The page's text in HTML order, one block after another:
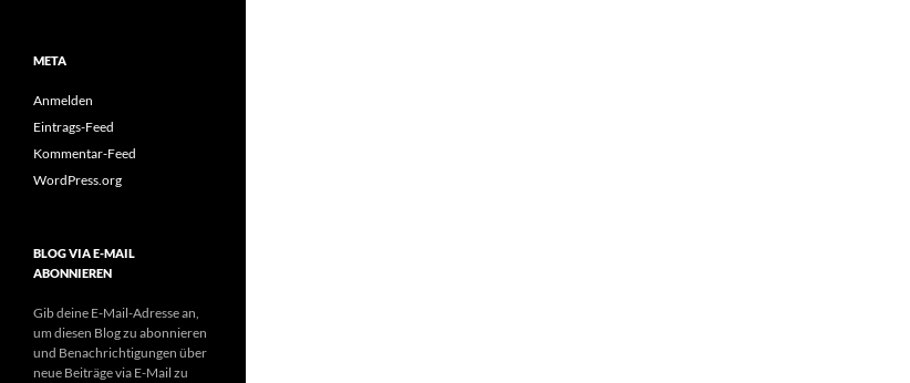
META
Anmelden
Eintrags-Feed
Kommentar-Feed
WordPress.org
BLOG VIA E-MAIL
ABONNIEREN
Gib deine E-Mail-Adresse an,
um diesen Blog zu abonnieren
und Benachrichtigungen über
neue Beiträge via E-Mail zu